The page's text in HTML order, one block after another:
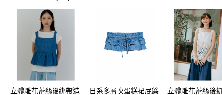
超商取貨付款
LINE Pay
Apple Pay
街口支付
悠遊付
立體雕花蕾絲後綁帶造
日系多層次蛋糕裙屁簾
立體雕花蕾絲後